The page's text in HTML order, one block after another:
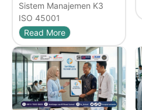
Sistem Manajemen K3
ISO 45001
Read More